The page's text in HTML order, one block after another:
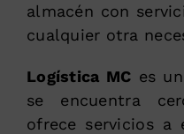
almacén con
cualquier otra
Logística MC es
se encuentra
ofrece servicios a